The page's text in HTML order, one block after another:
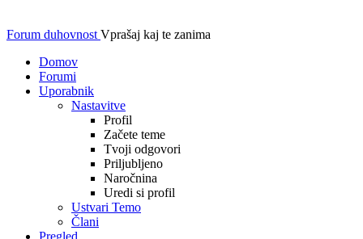
Forum duhovnost Vprašaj kaj te zanima
Domov
Forumi
Uporabnik
Nastavitve
Profil
Začete teme
Tvoji odgovori
Priljubljeno
Naročnina
Uredi si profil
Ustvari Temo
Člani
Pregled